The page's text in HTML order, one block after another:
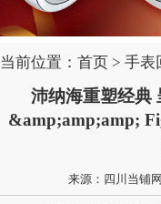
当前位置： 首页 > 手表
沛纳海重塑经典
&amp;amp;amp;
来源：四川当铺网